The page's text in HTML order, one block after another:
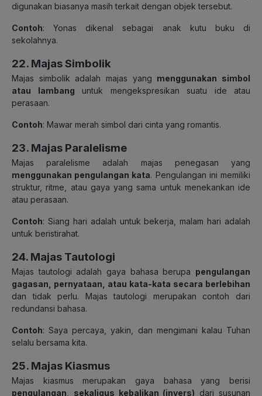
digunakan biasanya masih terkait dengan objek tersebut.
Contoh: Yonas dikenal sebagai anak kutu buku di
sekolahnya.
22. Majas Simbolik
Majas simbolik adalah majas yang menggunakan simbol
atau lambang untuk mengekspresikan suatu ide atau
perasaan.
Contoh: Mawar merah simbol dari cinta yang romantis.
23. Majas Paralelisme
Majas paralelisme adalah majas penegasan yang
menggunakan pengulangan kata. Pengulangan ini memiliki
struktur, ritme, atau gaya yang sama untuk menekankan ide
atau perasaan.
Contoh: Siang hari adalah untuk bekerja, malam hari adalah
untuk beristirahat.
24. Majas Tautologi
Majas tautologi adalah gaya bahasa berupa pengulangan
gagasan, pernyataan, atau kata-kata secara berlebihan
dan tidak perlu. Majas tautologi merupakan contoh dari
redundansi bahasa.
Contoh: Saya percaya, yakin, dan mengimani kalau Tuhan
selalu bersama kita.
25. Majas Kiasmus
Majas kiasmus merupakan gaya bahasa yang berisi
pengulangan
sekaligus kebalikan (invers) dari susunan